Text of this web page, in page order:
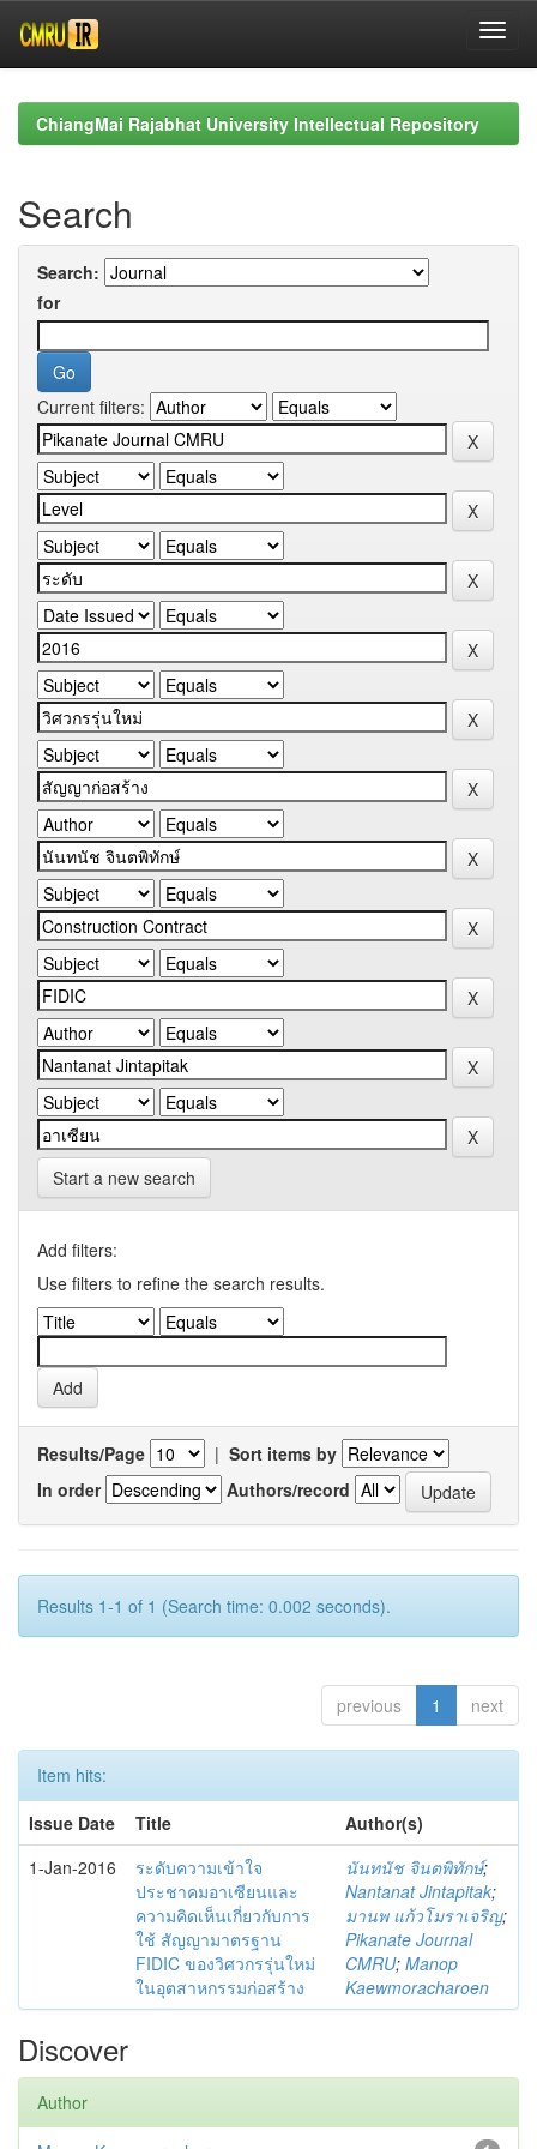
navigationChiangMai Rajabhat University Intellectual Repository
Search
Search:
for
Current filters:
Start a new search
Add filters:
Use filters to refine the search results.
Results/Page | Sort items by
In order
Authors/record
Results 1-1 of 1 (Search time: 0.002 seconds).
previous 1 next
Item hits:
Issue Date
Title
Author(s)
1-Jan-2016
ระดับความเข้าใจ
ประชาคมอาเซียนและ
ความคิดเห็นเกี่ยวกับการ
ใช้ สัญญามาตรฐาน
FIDIC ของวิศวกรรุ่นใหม่
ในอุตสาหกรรมก่อสร้าง
นันทนัช จินตพิทักษ์;
Nantanat Jintapitak;
มานพ แก้วโมราเจริญ;
Pikanate Journal
CMRU; Manop
Kaewmoracharoen
Discover
Author